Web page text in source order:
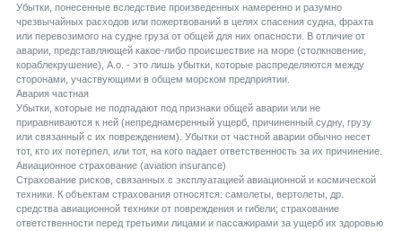
Убытки, понесенные вследствие произведенных намеренно и разумно
чрезвычайных расходов или пожертвований в целях спасения судна, фрахта
или перевозимого на судне груза от общей для них опасности. В отличие от
аварии, представляющей какое-либо происшествие на море (столкновение,
кораблекрушение), А.о. - это лишь убытки, которые распределяются между
сторонами, участвующими в общем морском предприятии.
Aвария частная
Убытки, которые не подпадают под признаки общей аварии или не
приравниваются к ней (непреднамеренный ущерб, причиненный судну, грузу
или связанный с их повреждением). Убытки от частной аварии обычно несет
тот, кто их потерпел, или тот, на кого падает ответственность за их причинение.
Aвиационное страхование (aviation insurance)
Страхование рисков, связанных с эксплуатацией авиационной и космической
техники. К объектам страхования относятся: самолеты, вертолеты, др.
средства авиационной техники от повреждения и гибели; страхование
ответственности перед третьими лицами и пассажирами за ущерб их здоровью